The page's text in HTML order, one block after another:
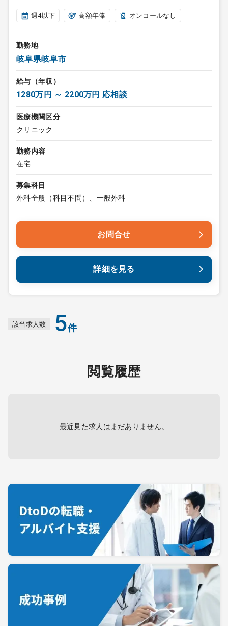
週4以下 高額年俸 オンコールなし
勤務地
岐阜県岐阜市
給与（年収）
1280万円 ～ 2200万円 応相談
医療機関区分
クリニック
勤務内容
在宅
募集科目
外科全般（科目不問）、一般外科
お問合せ
詳細を見る
該当求人数 5件
閲覧履歴
最近見た求人はまだありません。